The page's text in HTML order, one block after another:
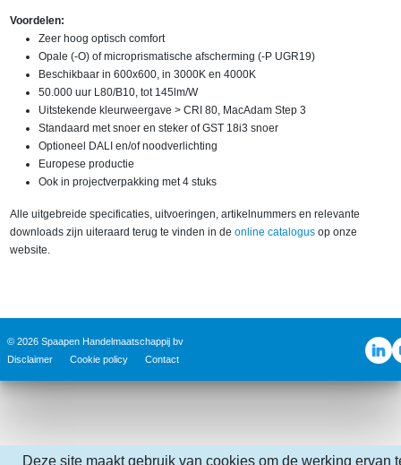
Voordelen:
Zeer hoog optisch comfort
Opale (-O) of microprismatische afscherming (-P UGR19)
Beschikbaar in 600x600, in 3000K en 4000K
50.000 uur L80/B10, tot 145lm/W
Uitstekende kleurweergave > CRI 80, MacAdam Step 3
Standaard met snoer en steker of GST 18i3 snoer
Optioneel DALI en/of noodverlichting
Europese productie
Ook in projectverpakking met 4 stuks
Alle uitgebreide specificaties, uitvoeringen, artikelnummers en relevante
downloads zijn uiteraard terug te vinden in de online catalogus op onze
website.
© 2026 Spaapen Handelmaatschappij bv
Disclaimer
Cookie policy Contact
Deze site maakt gebruik van cookies om de werking ervan